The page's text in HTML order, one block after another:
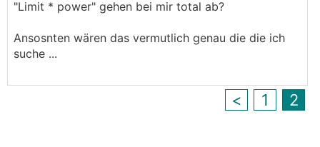
"Limit * power" gehen bei mir total ab?
Ansosnten wären das vermutlich genau die die ich
suche ...
< 1 2